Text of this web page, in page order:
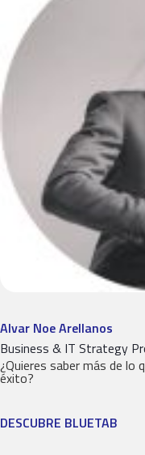
Alvar Noe Arellanos
Business & IT Strategy
¿Quieres saber más de
éxito?
DESCUBRE BLUETAB